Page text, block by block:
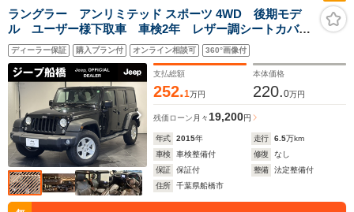
ラングラー アンリミテッド スポーツ 4WD 後期モデ
ル ユーザー様下取車 車検2年 レザー調シートカバ
ー Carrozeriaナビ ETC Rカメラ サイドカメラ ド
ラレコ ドアバイザー パートタイム4WDシステム 純
正ホイール
ディーラー保証 購入プラン付 オンライン相談可 360°画像付
支払総額
252.1万円
本体価格
220.0万円
残価ローン 月々19,200円
年式 2015年 走行 6.5万km
車検
車検整備付 修復
なし
保証
保証付 整備
法定整備付
住所
千葉県船橋市